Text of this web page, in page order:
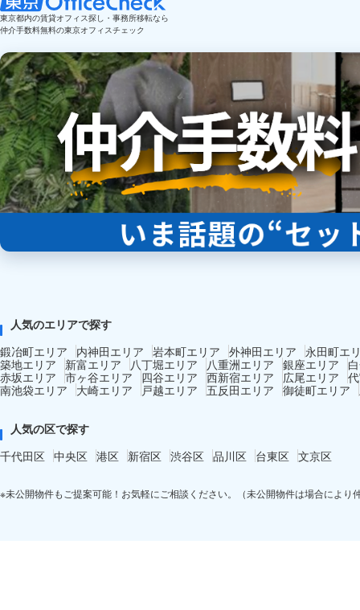
東京都内の賃貸オフィス探し・事務所移転なら
仲介手数料無料の東京オフィスチェック
人気のエリアで探す
鍛冶町エリア
内神田エリア 岩本町エリア 外神田エリア
永田町エ
築地エリア
新富エリア 八丁堀エリア 八重洲エリア 銀座エリア
赤坂エリア 市ヶ谷エリア 四谷エリア 西新宿エリア 広尾エリア
南池袋エリア
大崎エリア 戸越エリア 五反田エリア 御徒町エリア
人気の区で探す
千代田区 中央区 港区 新宿区 渋谷区 品川区 台東区 文京区
※未公開物件もご提案可能！お気軽にご相談ください。（未公開物件は場合により